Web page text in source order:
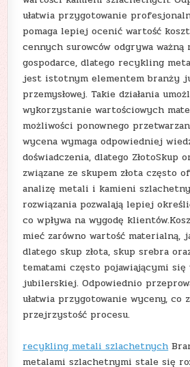
ułatwia przygotowanie
pomaga lepiej ocenić wartość
cennych surowców odgrywa
gospodarce, dlatego recykling
jest istotnym elementem branży
przemysłowej. Takie działania
wykorzystanie wartościowych
możliwości ponownego
wycena wymaga odpowiedniej
doświadczenia, dlatego ZłotoSkup
związane ze skupem złota często
analizę metali i kamieni
rozwiązania pozwalają lepiej
co wpływa na wygodę
mieć zarówno wartość materialną,
dlatego skup złota, skup srebra
tematami często pojawiającymi
jubilerskiej. Odpowiednio
ułatwia przygotowanie wyceny, co
przejrzystość procesu.
recykling metali szlachetnych
metalami szlachetnymi stale się